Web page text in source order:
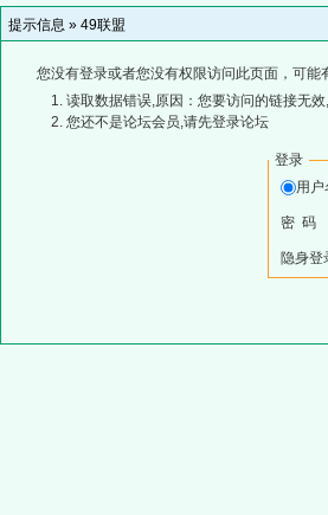
提示信息 » 49联盟
您没有登录或者您没有权限访问此页面，可能
读取数据错误,原因：您要访问的链接无
您还不是论坛会员,请先登录论坛
登录
用
密 码
隐身登